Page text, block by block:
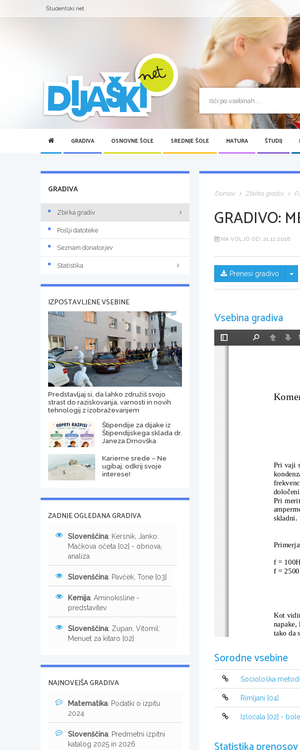
Študentski.net
GRADIVA OSNOVNE ŠOLE SREDNJE ŠOLE MATURA ŠTUDIJ
Domov Zbirka gradiv
GRADIVO:
NA VOLJO OD: 21.12.2018
Prenesi gradivo
Vsebina gradiva
Preklopi
Nazaj
Pri vaji
Pri
skladni.
f =
f =
Kot
napake,
tako da
Formule
Mnenje
rezultati
Sorodne vsebine
Sociološka
Rimljani [04]
Izločala [02] -
GRADIVA
Zbirka gradiv
Pošlji datoteke
Seznam donatorjev
Statistika
IZPOSTAVLJENE VSEBINE
Predstavljaj si, da lahko združiš svojo
strast do raziskovanja, varnosti in novih
tehnologij z izobraževanjem
Štipendije za dijake iz
Štipendijskega sklada dr.
Janeza Drnovška
Karierne srede – Ne
ugibaj, odkrij svoje
interese!
ZADNJE OGLEDANA GRADIVA
Slovenščina: Kersnik, Janko:
Mačkova očeta [02] - obnova,
analiza
Slovenščina: Pavček, Tone [03]
Kemija: Aminokisline -
predstavitev
Slovenščina: Zupan, Vitomil:
Menuet za kitaro [02]
NAJNOVEJŠA GRADIVA
Matematika: Podatki o izpitu
2024
Slovenščina: Predmetni izpitni
katalog 2025 in 2026